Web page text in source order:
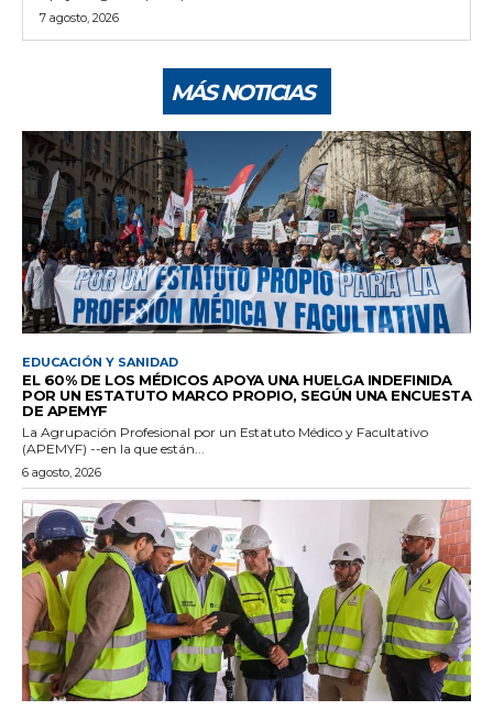
7 agosto, 2026
MÁS NOTICIAS
EDUCACIÓN Y SANIDAD
EL 60% DE LOS MÉDICOS APOYA UNA HUELGA INDEFINIDA
POR UN ESTATUTO MARCO PROPIO, SEGÚN UNA ENCUESTA
DE APEMYF
La Agrupación Profesional por un Estatuto Médico y Facultativo
(APEMYF) --en la que están...
6 agosto, 2026